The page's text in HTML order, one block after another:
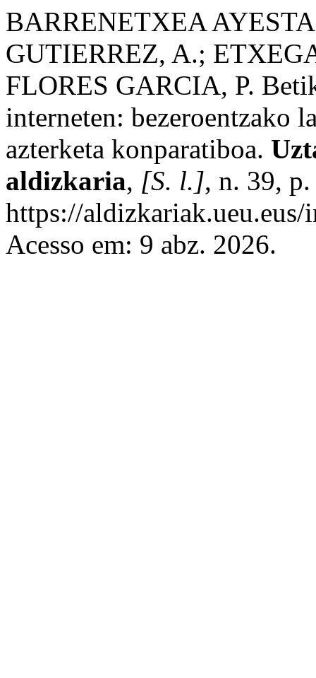
BARRENETXEA
GUTIERREZ, A.;
FLORES GARCIA, P.
interneten: bezeroentzako
azterketa konparatiboa.
aldizkaria, [S. l.], n. 39,
https://
Acesso em: 9 abz. 2026.